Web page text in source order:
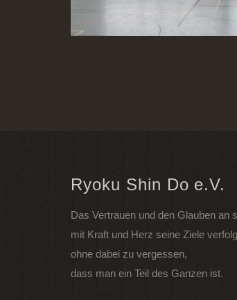
Ryoku Shin Do e.V.
Das Vertrauen und den Glauben an
mit Kraft und Herz seine Ziele
ohne dabei zu vergessen,
dass man ein Teil des Ganzen ist.